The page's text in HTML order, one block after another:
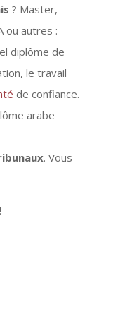
? Master,
ou autres :
diplôme de
le travail
de confiance.
arabe
. Vous